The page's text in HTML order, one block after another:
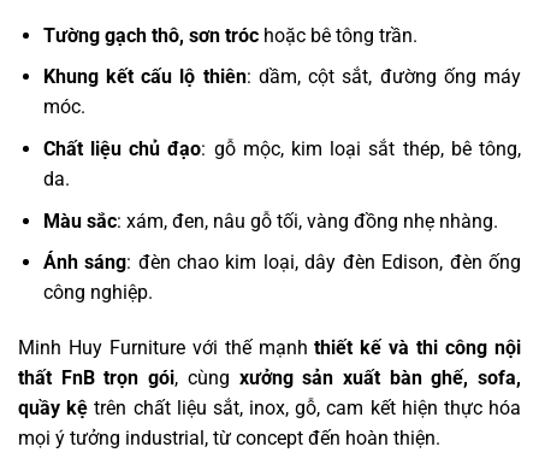
Tường gạch thô, sơn tróchoặc bê tông trần.
Khung kết cấu lộ thiên: dầm, cột sắt, đường ống máy
móc.
Chất liệu chủ đạo: gỗ mộc, kim loại sắt thép, bê tông,
da.
Màu sắc: xám, đen, nâu gỗ tối, vàng đồng nhẹ nhàng.
Ánh sáng: đèn chao kim loại, dây đèn Edison, đèn ống
công nghiệp.
Minh Huy Furniture với thế mạnhthiết kế và thi công nội
thất FnB trọn gói, cùng xưởng sản xuất bàn ghế, sofa,
quầy kệ trên chất liệu sắt, inox, gỗ, cam kết hiện thực hóa
mọi ý tưởng industrial, từ concept đến hoàn thiện.